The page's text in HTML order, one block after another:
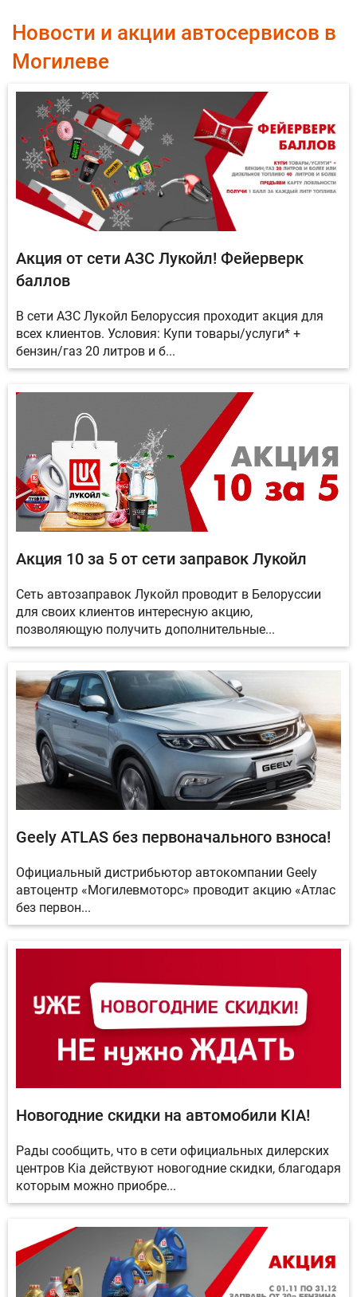
Новости и акции автосервисов в
Могилеве
Акция от сети АЗС Лукойл! Фейерверк
баллов
В сети АЗС Лукойл Белоруссия проходит акция для
всех клиентов. Условия: Купи товары/услуги* +
бензин/газ 20 литров и б...
Акция 10 за 5 от сети заправок Лукойл
Сеть автозаправок Лукойл проводит в Белоруссии
для своих клиентов интересную акцию,
позволяющую получить дополнительные...
Geely ATLAS без первоначального взноса!
Официальный дистрибьютор автокомпании Geely
автоцентр «Могилевмоторс» проводит акцию «Атлас
без первон...
Новогодние скидки на автомобили KIA!
Рады сообщить, что в сети официальных дилерских
центров Kia действуют новогодние скидки, благодаря
которым можно приобре...